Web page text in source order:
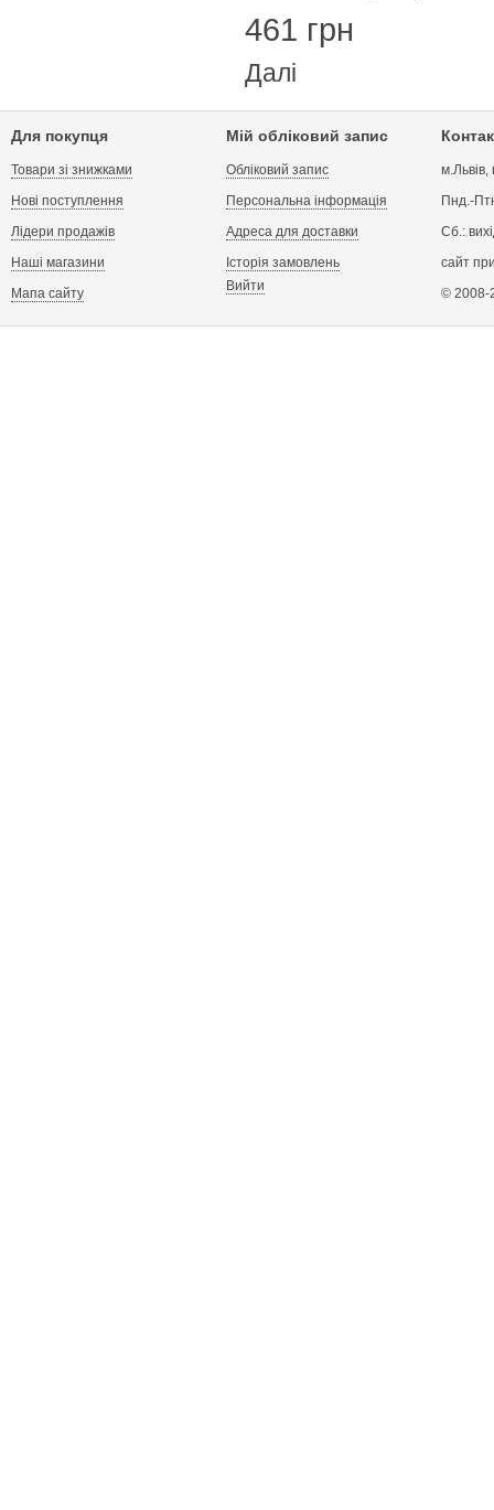
461 грн
Далі
Для покупця
Товари зі знижками
Нові поступлення
Лідери продажів
Наші магазини
Мапа сайту
Мій обліковий запис
Обліковий запис
Персональна інформація
Адреса для доставки
Історія замовлень
Вийти
Пнд.-
Сб.:
сайт
© 2008-